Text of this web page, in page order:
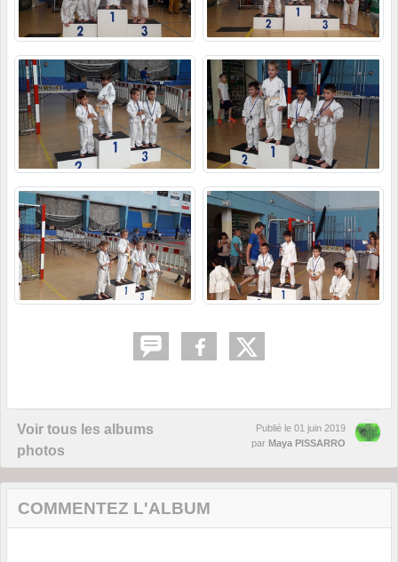
Voir tous les albums
photos
Publié le 01 juin 2019
par Maya PISSARRO
COMMENTEZ L'ALBUM